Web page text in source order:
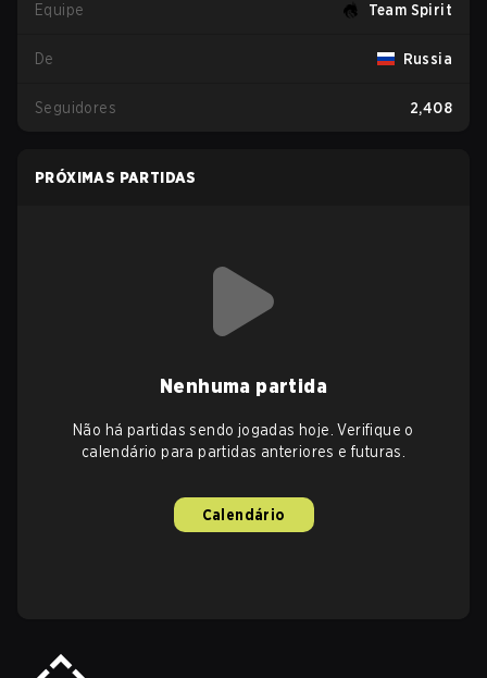
Equipe Team Spirit
De Russia
Seguidores 2,408
PRÓXIMAS PARTIDAS
Nenhuma partida
Não há partidas sendo jogadas hoje. Verifique o
calendário para partidas anteriores e futuras.
Calendário